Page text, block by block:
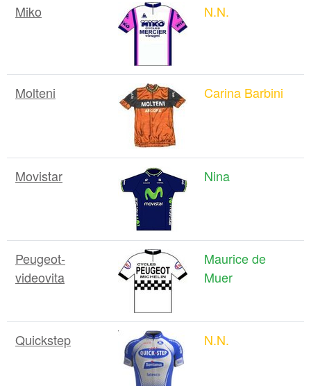
Miko N.N.
Molteni Carina Barbini
Movistar Nina
Peugeot-
videovita
Maurice de
Muer
Quickstep N.N.